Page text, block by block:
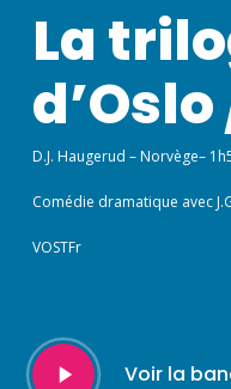
La
D.J. Haugerud – Norvège–
Comédie dramatique avec
VOSTFr
Play
Video
Voir la